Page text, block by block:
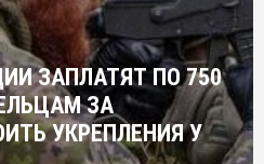
ЗАПЛАТЯТ ПО 750
ЗА
УКРЕПЛЕНИЯ У